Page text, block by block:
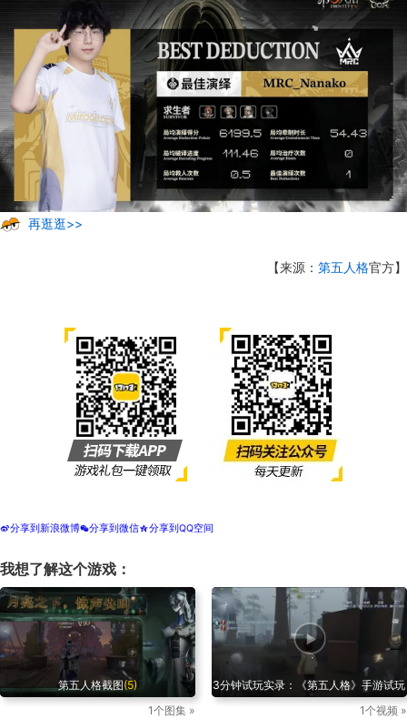
再逛逛>>
【来源： 第五人格官方】
t分享到新浪微博w分享到微信z分享到QQ空间
我想了解这个游戏：
第五人格截图(5)
1个图集 »
3分钟试玩实录：《第五人格》手游试玩
1个视频 »